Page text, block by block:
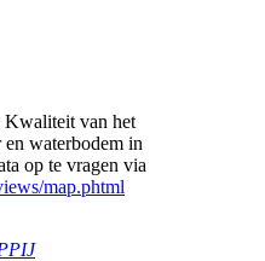
Kwaliteit van het
waterbodem in
op te vragen via
map.phtml